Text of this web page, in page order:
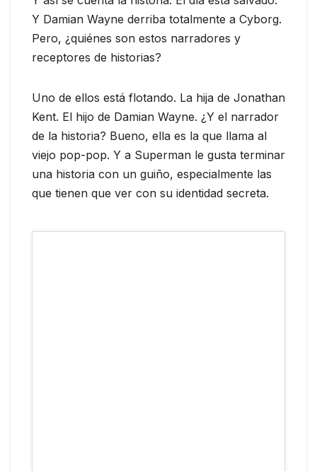
Y Damian Wayne derriba totalmente a Cyborg.
Pero, ¿quiénes son estos narradores y
receptores de historias?
Uno de ellos está flotando. La hija de Jonathan
Kent. El hijo de Damian Wayne. ¿Y el narrador
de la historia? Bueno, ella es la que llama al
viejo pop-pop. Y a Superman le gusta terminar
una historia con un guiño, especialmente las
que tienen que ver con su identidad secreta.